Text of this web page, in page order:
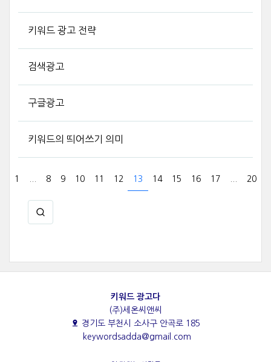
키워드 광고 전략
검색광고
구글광고
키워드의 띄어쓰기 의미
1 8 9 10 11 12 13 14 15 16 17 20
키워드 광고다
(주)세온씨앤씨
경기도 부천시 소사구 안곡로 185
keywordsadda@gmail.com